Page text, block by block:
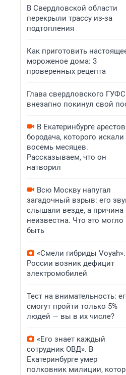
В Свердловской области
перекрыли трассу из-за
подтопления
Как приготовить
мороженое дома: 3
проверенных рецепта
Глава свердловского
внезапно покинул свой
В Екатеринбурге
бородача, которого искали
восемь месяцев.
Рассказываем, что он
натворил
Всю Москву напугал
загадочный взрыв: его
слышали везде, а причина
неизвестна. Что это могло
быть
«Смели гибриды
России возник дефицит
электромобилей
Тест на внимательность:
смогут пройти только 5%
людей — вы в их числе?
«Его знает каждый
сотрудник ОВД». В
Екатеринбурге умер
полковник милиции,